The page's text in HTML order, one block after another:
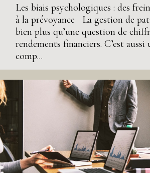
Les biais psychologiques : des
à la prévoyance La gestion de
bien plus qu’une question de
rendements financiers. C’est aussi
comp...